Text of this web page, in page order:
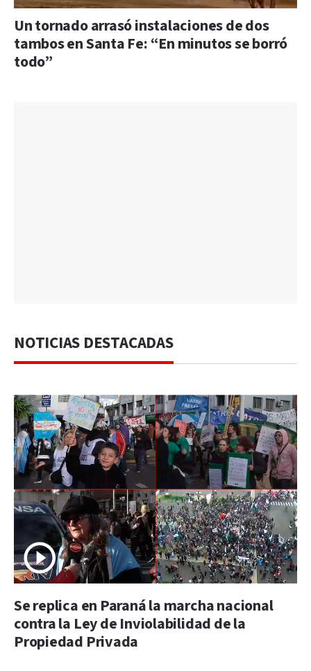
Un tornado arrasó instalaciones de dos
tambos en Santa Fe: “En minutos se borró
todo”
NOTICIAS DESTACADAS
Se replica en Paraná la marcha nacional
contra la Ley de Inviolabilidad de la
Propiedad Privada